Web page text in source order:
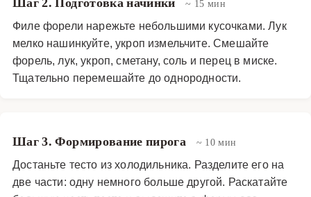
~ 15 мин
Филе форели нарежьте небольшими кусочками. Лук
мелко нашинкуйте, укроп измельчите. Смешайте
форель, лук, укроп, сметану, соль и перец в миске.
Тщательно перемешайте до однородности.
Шаг 3. Формирование пирога ~ 10 мин
Достаньте тесто из холодильника. Разделите его на
две части: одну немного больше другой. Раскатайте